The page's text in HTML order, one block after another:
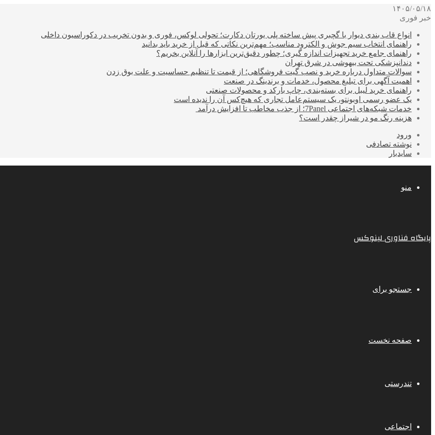
۱۴۰۵/۰۵/۱۸
خبر فوری
انواع قاب بندی دیوار با گچبری پیش ساخته پلی یورتان دکارت؛ تحولی لوکس، فوری و بدون تخریب در دکوراسیون داخلی
راهنمای انتخاب سیم جوش و الکترود مناسب؛ مهم‌ترین نکاتی که قبل از خرید باید بدانید
راهنمای جامع خرید تجهیزات اندازه گیری؛ چطور دقیق‌ترین ابزارها را آنلاین بخریم؟
دندانپزشکی تحت بیهوشی در شرق تهران
سوالات متداول درباره خرید و نصب گیت فروشگاهی؛ از قیمت تا تنظیم حساسیت و علت بوق زدن
اهمیت آگهی برای تبلیغ محصول، خدمات و برندینگ در صنعت
راهنمای خرید لیبل برای بسته‌بندی، چاپ بارکد و محصولات صنعتی
یک عضو رسمی اوبونتو، یک سیستم‌عامل تجاری که هیچ‌کس آن را ندیده است
خدمات شبکه‌های اجتماعی 7Panel؛ از جذب مخاطب تا افزایش درآمد
هزینه رنگ مو در شیراز چقدر است؟
ورود
نوشته تصادفی
سایدبار
منو
پایگاه فناوری لینوکس
جستجو برای
صفحه نخست
تندرستی
اجتماعی